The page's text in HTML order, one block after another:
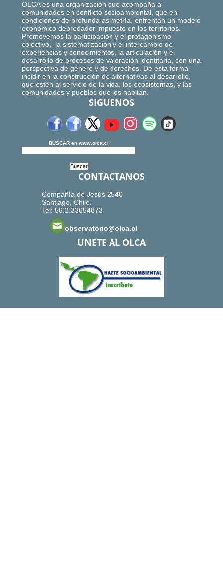
OLCA es una organización que acompaña a
comunidades en conflicto socioambiental, que en
condiciones de profunda asimetría, enfrentan un modelo
económico depredador impuesto en los territorios.
Promovemos la participación y el protagonismo
colectivo, la sistematización y el intercambio de
experiencias y conocimientos, la articulación y el
desarrollo de procesos de valoración identitaria, con una
perspectiva de género y de derechos. De esta forma
incidir en la construcción de alternativas al desarrollo,
que estén al servicio de la vida, los ecosistemas, y las
comunidades y pueblos que los habitan.
SIGUENOS
BUSCAR en www.olca.cl
CONTACTANOS
Compañía de Jesús 2540
Santiago, Chile.
Tel: 56.2.33654873
observatorio@olca.cl
UNETE AL OLCA